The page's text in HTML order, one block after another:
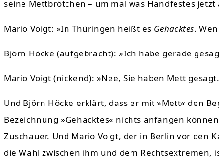
seine Mettbrötchen – um mal was Handfestes
Mario Voigt: »In Thüringen heißt es Gehacktes.
Björn Höcke (aufgebracht): »Ich habe gerade
Mario Voigt (nickend): »Nee, Sie haben Mett
Und Björn Höcke erklärt, dass er mit »Mett« den
Bezeichnung »Gehacktes« nichts anfangen
Zuschauer. Und Mario Voigt, der in Berlin vor den
die Wahl zwischen ihm und dem